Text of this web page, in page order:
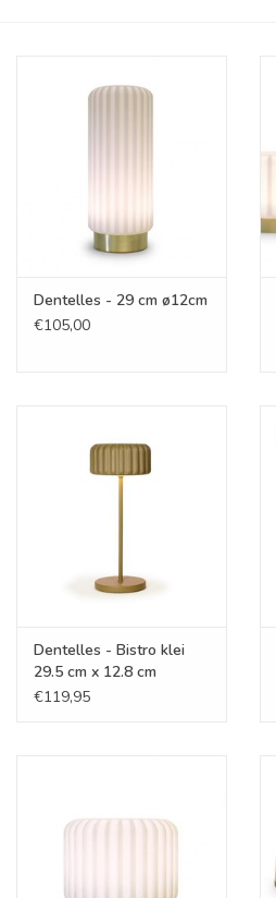
Dentelles - 29 cm ø12cm
€105,00
Dentelles - Bistro klei
29.5 cm x 12.8 cm
€119,95